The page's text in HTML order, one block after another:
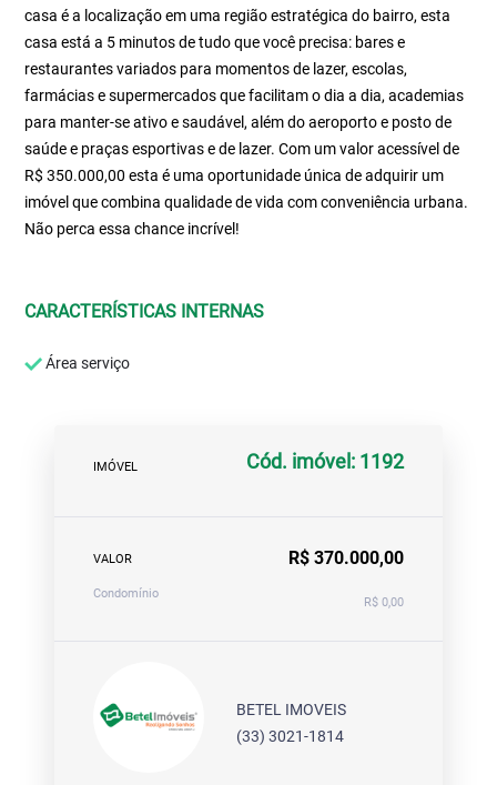
casa é a localização em uma região estratégica do bairro, esta
casa está a 5 minutos de tudo que você precisa: bares e
restaurantes variados para momentos de lazer, escolas,
farmácias e supermercados que facilitam o dia a dia, academias
para manter-se ativo e saudável, além do aeroporto e posto de
saúde e praças esportivas e de lazer. Com um valor acessível de
R$ 350.000,00 esta é uma oportunidade única de adquirir um
imóvel que combina qualidade de vida com conveniência urbana.
Não perca essa chance incrível!
CARACTERÍSTICAS INTERNAS
Área serviço
IMÓVEL Cód. imóvel: 1192
VALOR R$ 370.000,00
Condomínio
R$ 0,00
BETEL IMOVEIS
(33) 3021-1814